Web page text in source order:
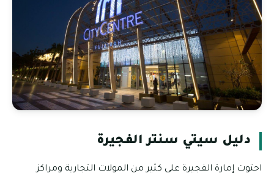
دليل سيتي سنتر الفجيرة
احتوت إمارة الفجيرة على كثير من المولات التجارية ومراكز